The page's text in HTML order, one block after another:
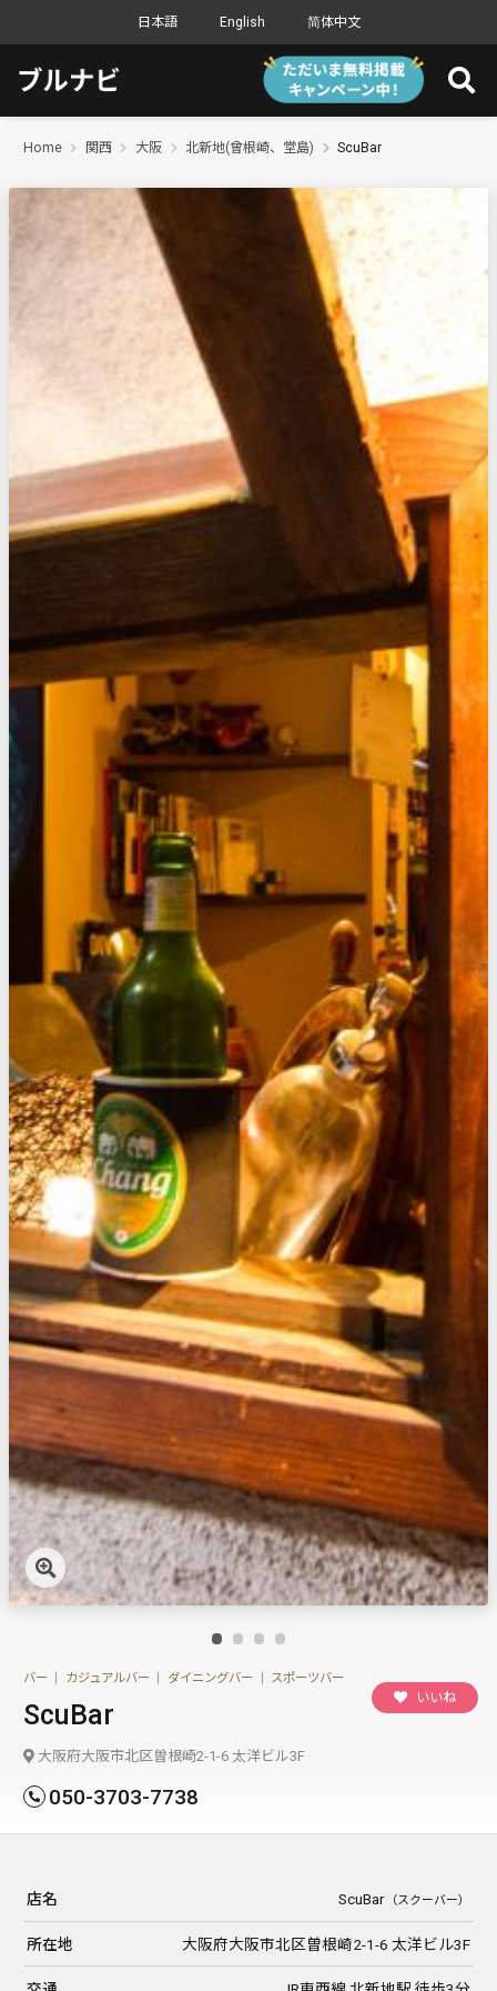
日本語 English 简体中文
Home 関西 大阪 北新地(曾根崎、堂島) ScuBar
バー カジュアルバー ダイニングバー スポーツバー
ScuBar
大阪府大阪市北区曽根崎2-1-6 太洋ビル3F
050-3703-7738
いいね
店名 ScuBar（スクーバー）
所在地 大阪府大阪市北区曽根崎2-1-6 太洋ビル3F